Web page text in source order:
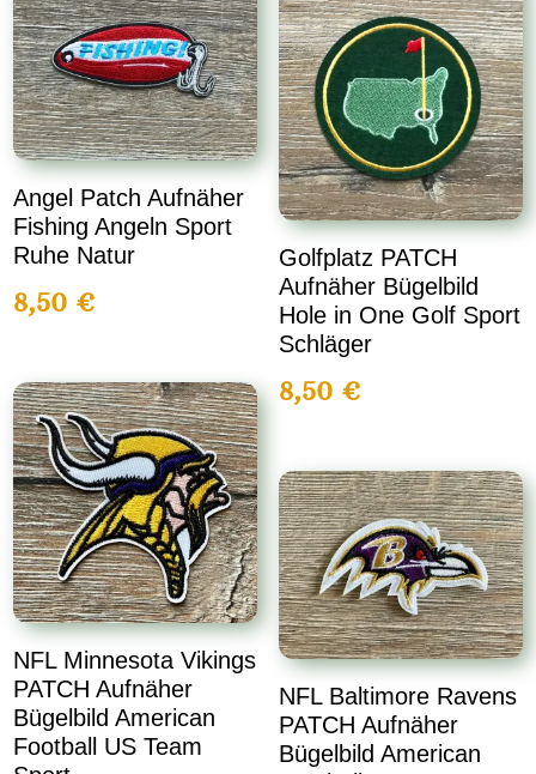
Angel Patch Aufnäher
Fishing Angeln Sport
Ruhe Natur
8,50 €
Golfplatz PATCH
Aufnäher Bügelbild
Hole in One Golf Sport
Schläger
8,50 €
NFL Minnesota Vikings
PATCH Aufnäher
Bügelbild American
Football US Team
NFL Baltimore Ravens
PATCH Aufnäher
Bügelbild American